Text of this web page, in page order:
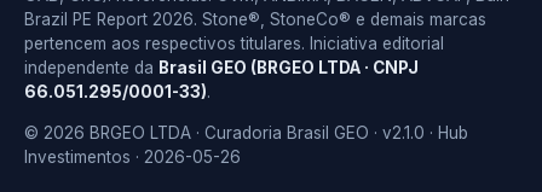
Brazil PE Report 2026. Stone®, StoneCo® e demais marcas
pertencem aos respectivos titulares. Iniciativa editorial
independente da Brasil GEO (BRGEO LTDA · CNPJ
66.051.295/0001-33).
© 2026 BRGEO LTDA · Curadoria Brasil GEO · v2.1.0 · Hub
Investimentos · 2026-05-26